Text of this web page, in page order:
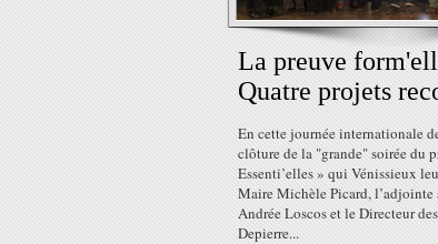
La preuve
Quatre projets
En cette journée internationale
clôture de la "grande" soirée du
Essenti’elles » qui Vénissieux
Maire Michèle Picard, l’adjointe
Andrée Loscos et le Directeur
Depierre...